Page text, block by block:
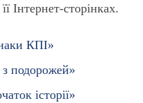
Інтернет-сторінках.
КПІ»
подорожей»
історії»